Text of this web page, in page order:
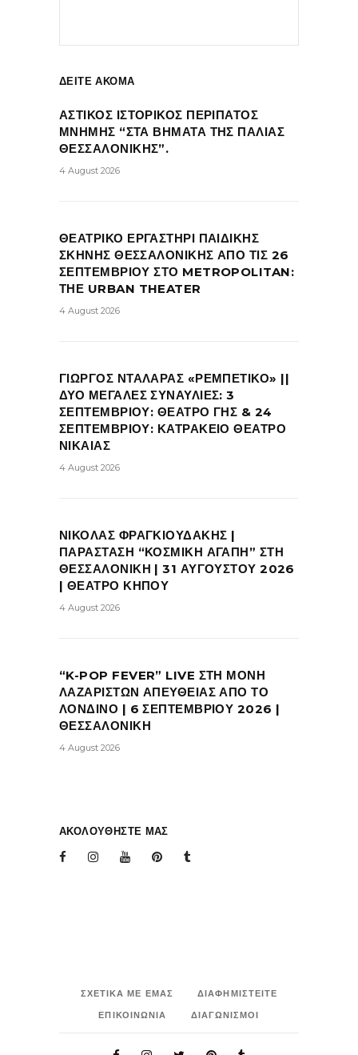
ΔΕΙΤΕ ΑΚΟΜΑ
ΑΣΤΙΚΟΣ ΙΣΤΟΡΙΚΟΣ ΠΕΡΙΠΑΤΟΣ
ΜΝΗΜΗΣ “ΣΤΑ ΒΗΜΑΤΑ ΤΗΣ ΠΑΛΙΑΣ
ΘΕΣΣΑΛΟΝΙΚΗΣ”.
4 August 2026
ΘΕΑΤΡΙΚΟ ΕΡΓΑΣΤΗΡΙ ΠΑΙΔΙΚΗΣ
ΣΚΗΝΗΣ ΘΕΣΣΑΛΟΝΙΚΗΣ ΑΠΟ ΤΙΣ 26
ΣΕΠΤΕΜΒΡΙΟΥ ΣΤΟ METROPOLITAN:
ΤΗΕ URBAN THEATER
4 August 2026
ΓΙΩΡΓΟΣ ΝΤΑΛΑΡΑΣ «ΡΕΜΠΕΤΙΚΟ» ||
ΔΥΟ ΜΕΓΑΛΕΣ ΣΥΝΑΥΛΙΕΣ: 3
ΣΕΠΤΕΜΒΡΙΟΥ: ΘΕΑΤΡΟ ΓΗΣ & 24
ΣΕΠΤΕΜΒΡΙΟΥ: ΚΑΤΡΑΚΕΙΟ ΘΕΑΤΡΟ
ΝΙΚΑΙΑΣ
4 August 2026
ΝΙΚΟΛΑΣ ΦΡΑΓΚΙΟΥΔΑΚΗΣ |
ΠΑΡΑΣΤΑΣΗ “ΚΟΣΜΙΚΗ ΑΓΑΠΗ” ΣΤΗ
ΘΕΣΣΑΛΟΝΙΚΗ | 31 ΑΥΓΟΥΣΤΟΥ 2026
| ΘΕΑΤΡΟ ΚΗΠΟΥ
4 August 2026
“K-POP FEVER” LIVE ΣΤΗ ΜΟΝΗ
ΛΑΖΑΡΙΣΤΩΝ ΑΠΕΥΘΕΙΑΣ ΑΠΟ ΤΟ
ΛΟΝΔΙΝΟ | 6 ΣΕΠΤΕΜΒΡΙΟΥ 2026 |
ΘΕΣΣΑΛΟΝΙΚΗ
4 August 2026
ΑΚΟΛΟΥΘΗΣΤΕ ΜΑΣ
ΣΧΕΤΙΚΑ ΜΕ ΕΜΑΣ
ΔΙΑΦΗΜΙΣΤΕΙΤΕ
ΕΠΙΚΟΙΝΩΝΙΑ
ΔΙΑΓΩΝΙΣΜΟΙ